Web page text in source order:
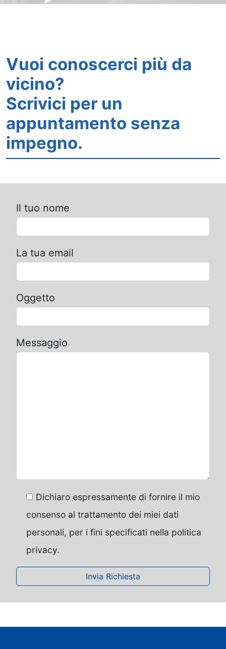
Vuoi conoscerci più da
vicino?
Scrivici per un
appuntamento senza
impegno.
Il tuo nome
La tua email
Oggetto
Messaggio
Dichiaro espressamente di fornire il mio
consenso al trattamento dei miei dati
personali, per i fini specificati nella politica
privacy.